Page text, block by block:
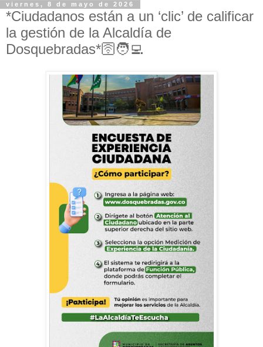
viernes, 8 de mayo de 2026
*Ciudadanos están a un ‘clic’ de calificar
la gestión de la Alcaldía de
Dosquebradas*🛜🧑‍💻